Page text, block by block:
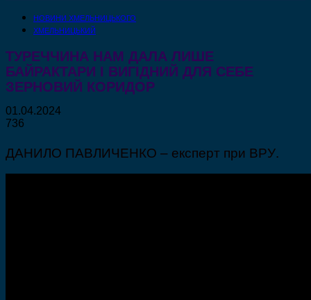
НОВИНИ ХМЕЛЬНИЦЬКОГО
ХМЕЛЬНИЦЬКИЙ
ТУРЕЧЧИНА НАМ ДАЛА ЛИШЕ
БАЙРАКТАРИ І ВИГІДНИЙ ДЛЯ СЕБЕ
ЗЕРНОВИЙ КОРИДОР
01.04.2024
736
ДАНИЛО ПАВЛИЧЕНКО – експерт при ВРУ.